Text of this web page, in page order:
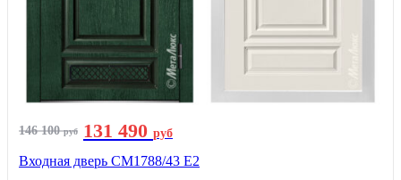
146 100руб 131 490 руб
Входная дверь СМ1788/43 E2